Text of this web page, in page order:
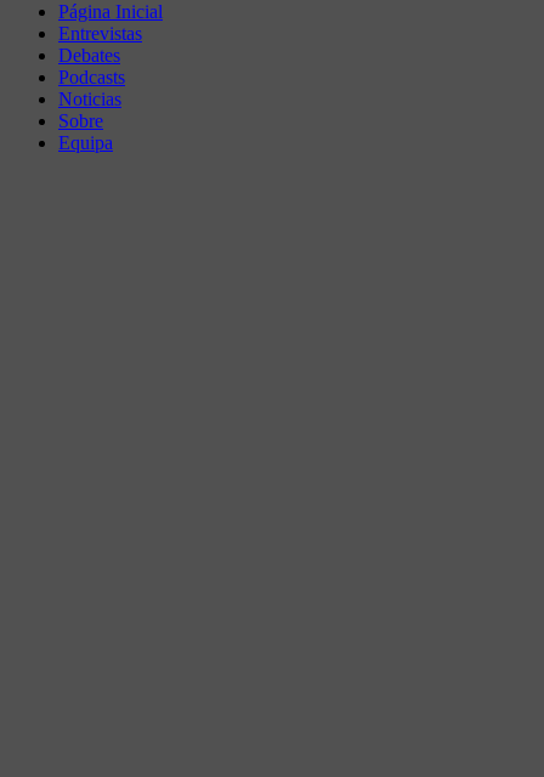
Página Inicial
Entrevistas
Debates
Podcasts
Noticias
Sobre
Equipa